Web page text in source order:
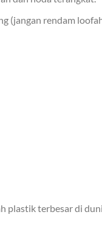
(jangan rendam
plastik terbesar di